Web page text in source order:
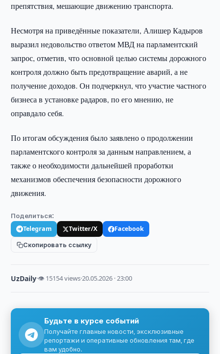
препятствия, мешающие движению транспорта.
Несмотря на приведённые показатели, Алишер Кадыров
выразил недовольство ответом МВД на парламентский
запрос, отметив, что основной целью системы дорожного
контроля должно быть предотвращение аварий, а не
получение доходов. Он подчеркнул, что участие частного
бизнеса в установке радаров, по его мнению, не
оправдало себя.
По итогам обсуждения было заявлено о продолжении
парламентского контроля за данным направлением, а
также о необходимости дальнейшей проработки
механизмов обеспечения безопасности дорожного
движения.
Поделиться:
Telegram Twitter/X
Facebook
Скопировать ссылку
UzDaily·👁 15154 views·20.05.2026 · 23:00
Будьте в курсе событий
Получайте главные новости, эксклюзивные
репортажи и оперативные обновления там, где
вам удобно.